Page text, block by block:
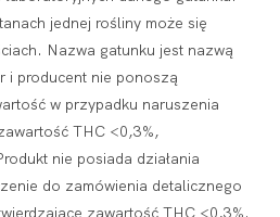
jednej rośliny może się
Nazwa gatunku jest nazwą
i producent nie ponoszą
w przypadku naruszenia
THC <0,3%,
nie posiada działania
do zamówienia detalicznego
zawartość THC <0,3%.